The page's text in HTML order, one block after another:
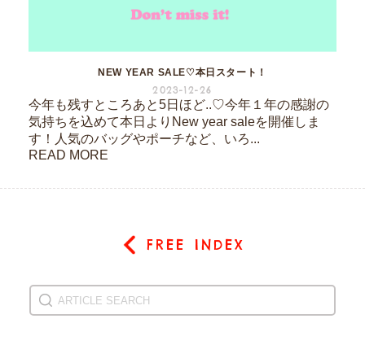
NEW YEAR SALE♡本日スタート！
2023-12-26
今年も残すところあと5日ほど..♡今年１年の感謝の
気持ちを込めて本日よりNew year saleを開催しま
す！人気のバッグやポーチなど、いろ...
READ MORE
FREE INDEX